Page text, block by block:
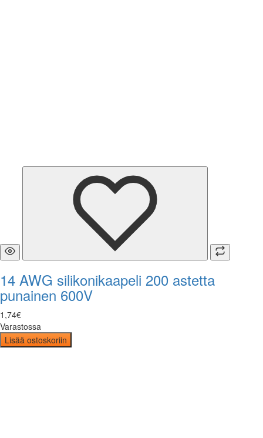
14 AWG silikonikaapeli 200 astetta
punainen 600V
1 ,74€
Varastossa
Lisää ostoskoriin